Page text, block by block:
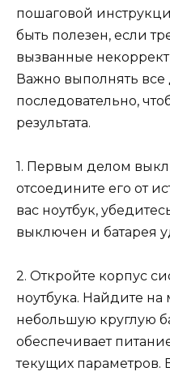
пошаговой
быть полезен, если
вызванные
Важно выполнять все
последовательно,
результата.
1. Первым делом
отсоедините его от
вас ноутбук,
выключен и батарея
2. Откройте корпус
ноутбука. Найдите на
небольшую круглую
обеспечивает
текущих параметров.